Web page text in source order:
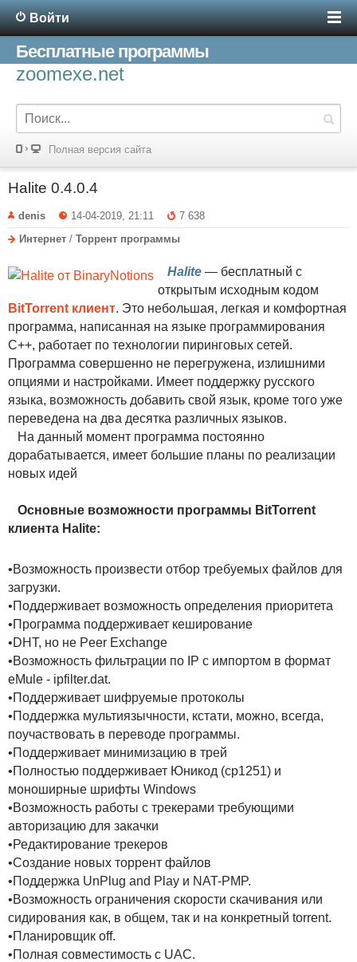
Войти
Бесплатные программы
zoomexe.net
Полная версия сайта
Halite 0.4.0.4
denis 14-04-2019, 21:11
7 638
Интернет / Торрент программы
Halite — бесплатный с
открытым исходным кодом
BitTorrent клиент. Это небольшая, легкая и комфортная
программа, написанная на языке программирования
C++, работает по технологии пиринговых сетей.
Программа совершенно не перегружена, излишними
опциями и настройками. Имеет поддержку русского
языка, возможность добавить свой язык, кроме того уже
переведена на два десятка различных языков.
На данный момент программа постоянно
дорабатывается, имеет большие планы по реализации
новых идей
Основные возможности программы BitTorrent
клиента Halite:
•Возможность произвести отбор требуемых файлов для
загрузки.
•Поддерживает возможность определения приоритета
•Программа поддерживает кеширование
•DHT, но не Peer Exchange
•Возможность фильтрации по IP с импортом в формат
eMule - ipfilter.dat.
•Поддерживает шифруемые протоколы
•Поддержка мультиязычности, кстати, можно, всегда,
поучаствовать в переводе программы.
•Поддерживает минимизацию в трей
•Полностью поддерживает Юникод (cp1251) и
моноширные шрифты Windows
•Возможность работы с трекерами требующими
авторизацию для закачки
•Редактирование трекеров
•Создание новых торрент файлов
•Поддержка UnPlug and Play и NAT-PMP.
•Возможность ограничения скорости скачивания или
сидирования как, в общем, так и на конкретный torrent.
•Планировщик off.
•Полная совместимость с UAC.